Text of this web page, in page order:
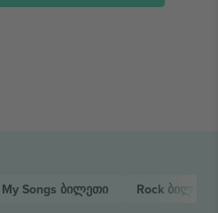
Songs ბილეთი Rock ბილეთი